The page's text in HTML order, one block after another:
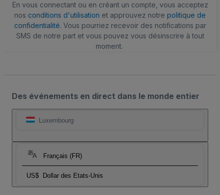
En vous connectant ou en créant un compte, vous acceptez
nos conditions d'utilisation et approuvez notre politique de
confidentialité. Vous pourriez recevoir des notifications par
SMS de notre part et vous pouvez vous désinscrire à tout
moment.
Des événements en direct dans le monde entier
Luxembourg
Français (FR)
US$ Dollar des Etats-Unis